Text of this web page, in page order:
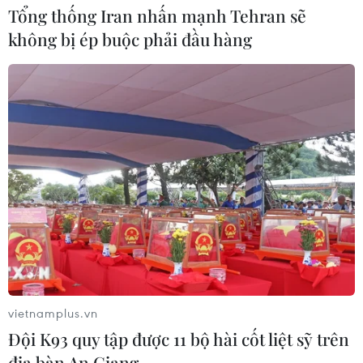
Tây Ninh thúc đẩy bình dân học vụ
số, tạo động lực phát triển kinh tế số
07/08/2026 07:17
Hàn Quốc đầu tư xây “Thung lũng
K-Vietnam” gắn với hậu duệ dòng họ
Lý
07/08/2026 06:30
Xem thêm
Tổng thống Iran nhấn mạnh Tehran sẽ
không bị ép buộc phải đầu hàng
vietnamplus.vn
Đội K93 quy tập được 11 bộ hài cốt liệt sỹ trên